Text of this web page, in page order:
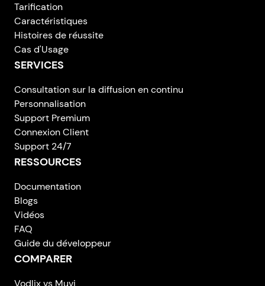
Tarification
Caractéristiques
Histoires de réussite
Cas d'Usage
SERVICES
Consultation sur la diffusion en continu
Personnalisation
Support Premium
Connexion Client
Support 24/7
RESSOURCES
Documentation
Blogs
Vidéos
FAQ
Guide du développeur
COMPARER
Vodlix vs Muvi